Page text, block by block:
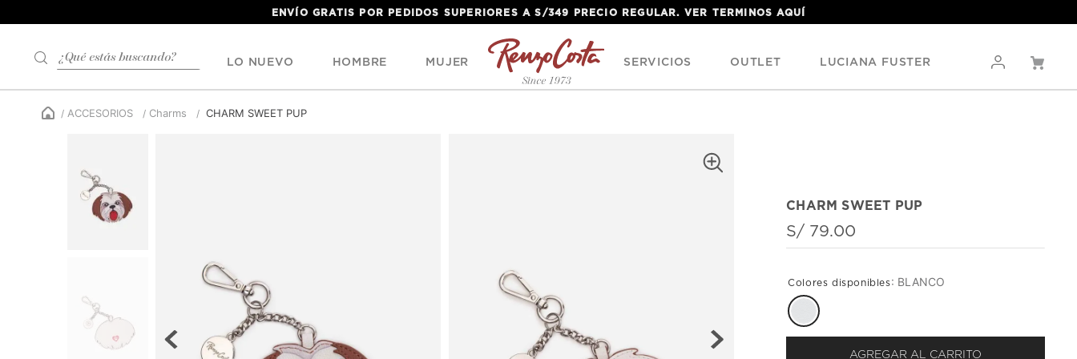
ENVÍO GRATIS POR PEDIDOS SUPERIORES A S/349 PRECIO REGULAR. VER TERMINOSAQUÍ
LO NUEVO HOMBRE MUJER SERVICIOS OUTLET LUCIANA FUSTER
ACCESORIOS Charms CHARM SWEET PUP
CHARM SWEET PUP
S/ 79.00
: BLANCO
AGREGAR AL CARRITO